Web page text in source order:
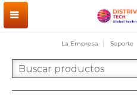
La Empresa Soporte